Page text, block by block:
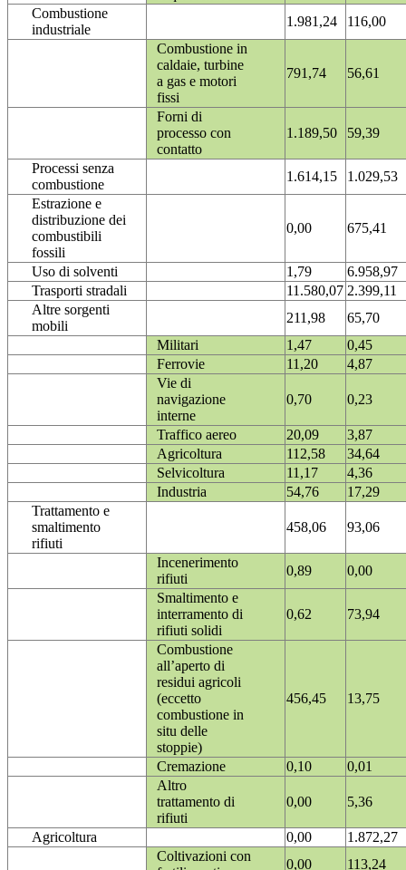
Combustione
industriale
1.981,24
116,00
Combustione in
caldaie, turbine
a gas e motori
fissi
791,74 56,61
Forni di
processo con
contatto
1.189,50 59,39
Processi senza
combustione
1.614,15
1.029,53
Estrazione e
distribuzione dei
combustibili
fossili
0,00 675,41
Uso di solventi 1,79
6.958,97
Trasporti stradali
11.580,07 2.399,11
Altre sorgenti
mobili
211,98
65,70
Militari
1,47
0,45
Ferrovie
11,20
4,87
Vie di
navigazione
interne
0,70 0,23
Traffico aereo 20,09
3,87
Agricoltura
112,58
34,64
Selvicoltura
11,17
4,36
Industria
54,76
17,29
Trattamento e
smaltimento
rifiuti
458,06 93,06
Incenerimento
rifiuti
0,89
0,00
Smaltimento e
interramento di
rifiuti solidi
0,62 73,94
Combustione
all’aperto di
residui agricoli
(eccetto
combustione in
situ delle
stoppie)
456,45 13,75
Cremazione 0,10
0,01
Altro
trattamento di
rifiuti
0,00 5,36
Agricoltura 0,00
1.872,27
Coltivazioni con
0,00 113,24